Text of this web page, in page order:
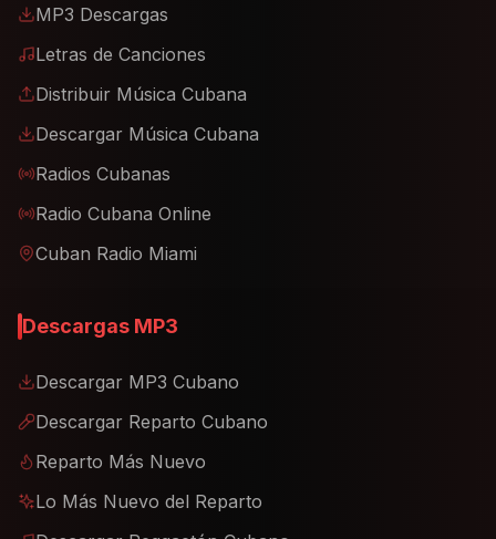
MP3 Descargas
Letras de Canciones
Distribuir Música Cubana
Descargar Música Cubana
Radios Cubanas
Radio Cubana Online
Cuban Radio Miami
Descargas MP3
Descargar MP3 Cubano
Descargar Reparto Cubano
Reparto Más Nuevo
Lo Más Nuevo del Reparto